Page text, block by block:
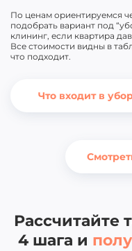
По ценам ориентируемся
подобрать вариант под
клининг, если квартира
Все стоимости видны в
что подходит.
Что входит в
Рассчитайте
4 шага и